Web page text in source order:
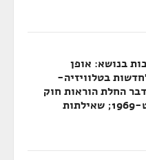
בנושא: אופן
בטלוויזיה-
החלת הוראות חוק